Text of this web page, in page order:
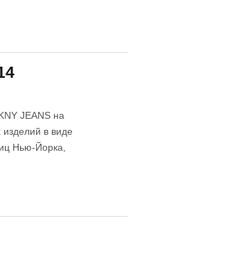
JEANS на
в виде
Нью-Йорка,